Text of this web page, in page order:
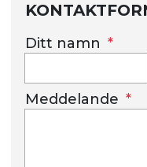
Ditt namn
Meddelande